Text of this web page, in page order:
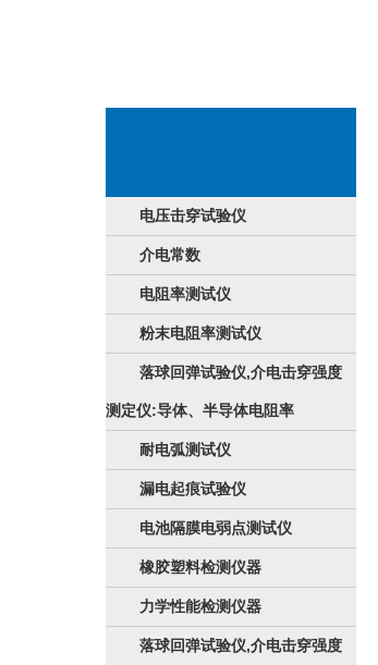
电压击穿试验仪
介电常数
电阻率测试仪
粉末电阻率测试仪
落球回弹试验仪,介电击穿强度
测定仪:导体、半导体电阻率
耐电弧测试仪
漏电起痕试验仪
电池隔膜电弱点测试仪
橡胶塑料检测仪器
力学性能检测仪器
落球回弹试验仪,介电击穿强度